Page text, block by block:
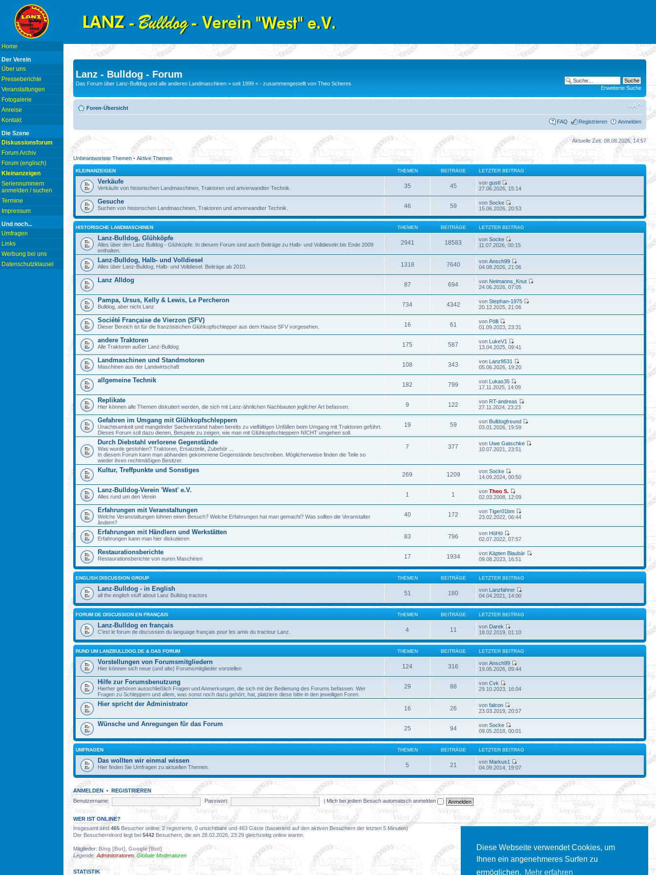
Diese Webseite verwendet Cookies, um
Ihnen ein angenehmeres Surfen zu
ermöglichen. Mehr erfahren
Home
Der Verein
Über uns
Presseberichte
Veranstaltungen
Fotogalerie
Anreise
Kontakt
Die Szene
Diskussionsforum
Forum Archiv
Forum (englisch)
Kleinanzeigen
Seriennummern
anmelden / suchen
Termine
Impressum
Und noch...
Umfragen
Links
Werbung bei uns
Datenschutzklausel
Lanz - Bulldog - Forum
Das Forum über Lanz-Bulldog und alle anderen Landmaschinen > seit 1999 < - zusammengestellt von Theo Scheres
Erweiterte Suche
Foren-Übersicht
FAQ Registrieren Anmelden
Aktuelle Zeit: 08.08.2026, 14:57
Unbeantwortete Themen• Aktive Themen
KLEINANZEIGEN THEMEN BEITRÄGE LETZTER BEITRAG
Verkäufe
Verkäufe von historischen Landmaschinen, Traktoren und artverwandter Technik. 35 45 vongustl
27.06.2026, 15:14
Gesuche
Suchen von historischen Landmaschinen, Traktoren und artverwandter Technik. 46 59 vonSocke
15.06.2026, 20:53
HISTORISCHE LANDMASCHINEN THEMEN BEITRÄGE LETZTER BEITRAG
Lanz-Bulldog, Glühköpfe
Alles über den Lanz Bulldog - Glühköpfe. In diesem Forum sind auch Beiträge zu Halb- und Volldieseln bis Ende 2009
enthalten.
2941 18583 vonSocke
11.07.2026, 00:15
Lanz-Bulldog, Halb- und Volldiesel
Alles über Lanz-Bulldog, Halb- und Volldiesel. Beiträge ab 2010. 1318 7640 vonAnsch99
04.08.2026, 21:06
Lanz Alldog
87 694 von Neimanns_Knut
24.06.2026, 07:05
Pampa, Ursus, Kelly & Lewis, Le Percheron
Bulldog, aber nicht Lanz 734 4342 vonStephan-1975
20.12.2025, 21:06
Société Française de Vierzon (SFV)
Dieser Bereich ist für die französischen Glühkopfschlepper aus dem Hause SFV vorgesehen. 16 61 von Pölli
01.09.2023, 23:31
andere Traktoren
Alle Traktoren außer Lanz-Bulldog 175 587 von LukeV1
13.04.2025, 09:41
Landmaschinen und Standmotoren
Maschinen aus der Landwirtschaft 108 343 von Lanz9531
05.06.2026, 19:20
allgemeine Technik
182 799 von Lukas35
17.11.2025, 14:09
Replikate
Hier können alle Themen diskutiert werden, die sich mit Lanz-ähnlichen Nachbauten jeglicher Art befassen. 9 122 von RT-andreas
27.11.2024, 23:23
Gefahren im Umgang mit Glühkopfschleppern
Unachtsamkeit und mangelnder Sachverstand haben bereits zu vielfältigen Unfällen beim Umgang mit Traktoren geführt.
Dieses Forum soll dazu dienen, Beispiele zu zeigen, wie man mit Glühkopfschleppern NICHT umgehen soll.
19 59 von Bulldogfreund
03.01.2026, 19:59
Durch Diebstahl verlorene Gegenstände
Was wurde gestohlen? Traktoren, Ersatzteile, Zubehör ...
In diesem Forum kann man abhanden gekommene Gegenstände beschreiben. Möglicherweise finden die Teile so
wieder ihren rechtmäßigen Besitzer.
7 377 vonUwe Gatschke
10.07.2021, 23:51
Kultur, Treffpunkte und Sonstiges
269 1209 vonSocke
14.09.2024, 00:50
Lanz-Bulldog-Verein 'West' e.V.
Alles rund um den Verein 1 1 vonTheo S.
02.03.2008, 12:09
Erfahrungen mit Veranstaltungen
Welche Veranstaltungen lohnen einen Besuch? Welche Erfahrungen hat man gemacht? Was sollten die Veranstalter
ändern?
40 172 vonTiger01bm
23.02.2022, 06:44
Erfahrungen mit Händlern und Werkstätten
Erfahrungen kann man hier diskutieren 83 796 von HöHö
02.07.2022, 07:57
Restaurationsberichte
Restaurationsberichte von euren Maschinen 17 1934 von Käpten Blaubär
09.08.2023, 16:51
ENGLISH DISCUSSION GROUP THEMEN BEITRÄGE LETZTER BEITRAG
Lanz-Bulldog - in English
all the english stuff about Lanz Bulldog tractors 51 180 von Lanzfahrer
04.04.2021, 14:00
FORUM DE DISCUSSION EN FRANÇAIS THEMEN BEITRÄGE LETZTER BEITRAG
Lanz-Bulldog en français
C'est le forum de discussion du language français pour les amis du tracteur Lanz. 4 11 von Darek
18.02.2019, 01:10
RUND UM LANZBULLDOG.DE & DAS FORUM THEMEN BEITRÄGE LETZTER BEITRAG
Vorstellungen von Forumsmitgliedern
Hier können sich neue (und alte) Forumsmitglieder vorstellen 124 316 vonAnsch99
19.05.2026, 09:44
Hilfe zur Forumsbenutzung
Hierher gehören ausschließlich Fragen und Anmerkungen, die sich mit der Bedienung des Forums befassen. Wer
Fragen zu Schleppern und allem, was sonst noch dazu gehört, hat, platziere diese bitte in den jeweiligen Foren.
29 88 vonCvk
29.10.2023, 16:04
Hier spricht der Administrator
16 26 vonfalcon
23.03.2019, 20:57
Wünsche und Anregungen für das Forum
25 94 vonSocke
09.05.2018, 00:01
UMFRAGEN THEMEN BEITRÄGE LETZTER BEITRAG
Das wollten wir einmal wissen
Hier finden Sie Umfragen zu aktuellen Themen. 5 21 von Markus1
04.09.2014, 19:07
ANMELDEN • REGISTRIEREN
Benutzername:
Passwort: |Mich bei jedem Besuch automatisch anmelden
WER IST ONLINE?
Insgesamt sind 465 Besucher online: 2 registrierte, 0 unsichtbare und 463 Gäste (basierend auf den aktiven Besuchern der letzten 5 Minuten)
Der Besucherrekord liegt bei 5442 Besuchern, die am 28.02.2026, 23:29 gleichzeitig online waren.
Mitglieder: Bing [Bot] Google [Bot]
Legende: Administratoren ,Globale Moderatoren
STATISTIK